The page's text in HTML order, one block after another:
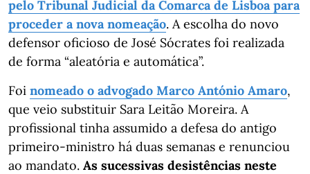
pelo Tribunal Judicial da Comarca de Lisboa para
proceder a nova nomeação. A escolha do novo
defensor oficioso de José Sócrates foi realizada
de forma “aleatória e automática”.
Foi nomeado o advogado Marco António Amaro,
que veio substituir Sara Leitão Moreira. A
profissional tinha assumido a defesa do antigo
primeiro-ministro há duas semanas e renunciou
ao mandato. As sucessivas desistências neste